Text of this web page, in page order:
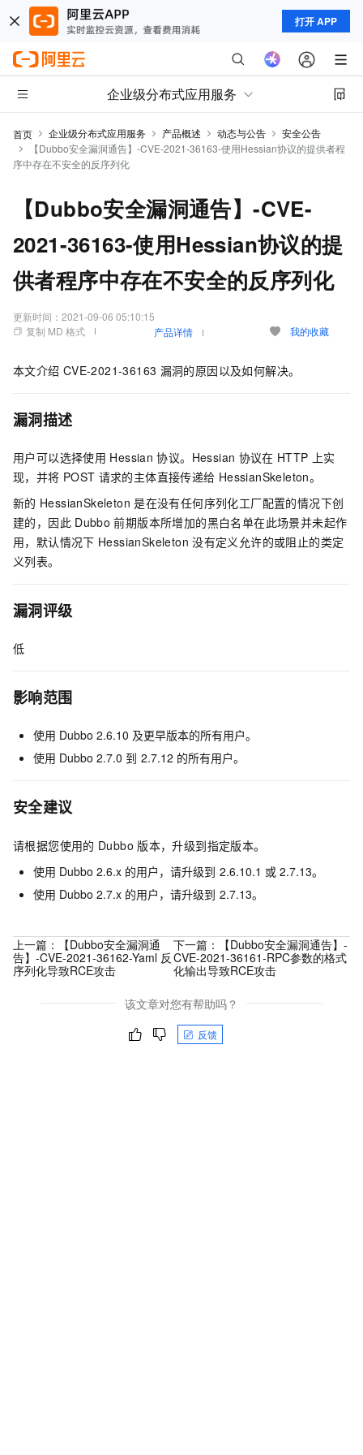
打开 APP
企业级分布式应用服务
首页 企业级分布式应用服务 产品概述 动态与公告
安全公告
【Dubbo安全漏洞通告】-CVE-2021-36163-使用Hessian协议的提供者程
序中存在不安全的反序列化
【Dubbo安全漏洞通告】-CVE-
2021-36163-使用Hessian协议的提
供者程序中存在不安全的反序列化
更新时间： 2021-09-06 05:10:15
复制 MD 格式
产品详情 我的收藏
本文介绍 CVE-2021-36163 漏洞的原因以及如何解决。
漏洞描述
用户可以选择使用 Hessian 协议。Hessian 协议在 HTTP 上实
现，并将 POST 请求的主体直接传递给 HessianSkeleton。
新的 HessianSkeleton 是在没有任何序列化工厂配置的情况下创
建的，因此 Dubbo 前期版本所增加的黑白名单在此场景并未起作
用，默认情况下 HessianSkeleton 没有定义允许的或阻止的类定
义列表。
漏洞评级
低
影响范围
使用 Dubbo 2.6.10 及更早版本的所有用户。
使用 Dubbo 2.7.0 到 2.7.12 的所有用户。
安全建议
请根据您使用的 Dubbo 版本，升级到指定版本。
使用 Dubbo 2.6.x 的用户，请升级到 2.6.10.1 或 2.7.13。
使用 Dubbo 2.7.x 的用户，请升级到 2.7.13。
上一篇：
【Dubbo安全漏洞通
告】-CVE-2021-36162-Yaml 反
序列化导致RCE攻击
下一篇：
【Dubbo安全漏洞通告】-
CVE-2021-36161-RPC参数的格式
化输出导致RCE攻击
该文章对您有帮助吗？
反馈